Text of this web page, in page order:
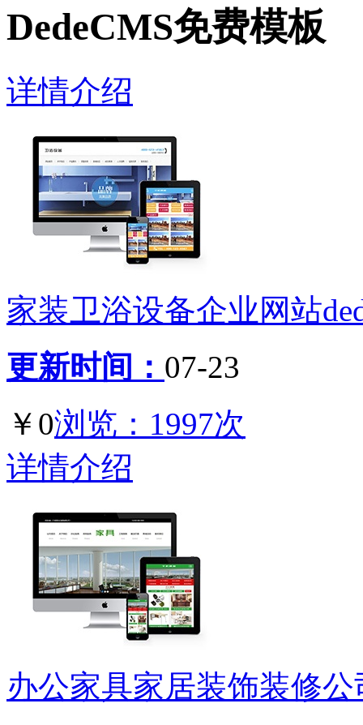
DedeCMS免费模板
详情介绍
家装卫浴设备企业网站
更新时间： 07-23
￥0浏览：1997次
详情介绍
办公家具家居装饰装修公